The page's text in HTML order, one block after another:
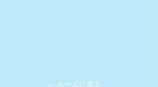
← ホームに戻る